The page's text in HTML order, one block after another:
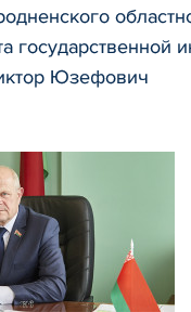
государственной
Юзефович